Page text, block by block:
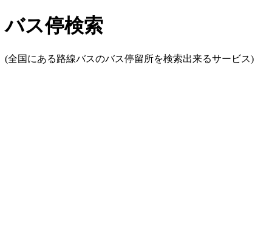
バス停検索
(全国にある路線バスのバス停留所を検索出来るサービス)